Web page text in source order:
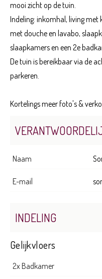
mooi zicht op de tuin.
Indeling: inkomhal, living
met douche en lavabo,
slaapkamers en een 2e
De tuin is bereikbaar via de
parkeren.
Kortelings meer foto's &
Naam
E-mail
INDELING
Gelijkvloers
2x Badkamer